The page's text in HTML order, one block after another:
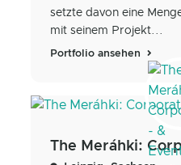
setzte davon eine
mit seinem Projekt...
Portfolio ansehen